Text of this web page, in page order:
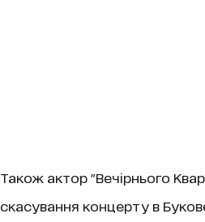
Також актор "Вечірнього
скасування концерту в